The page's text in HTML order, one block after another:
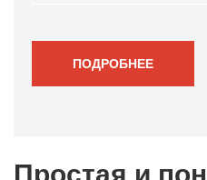
Простая и
ПОДРОБНЕЕ